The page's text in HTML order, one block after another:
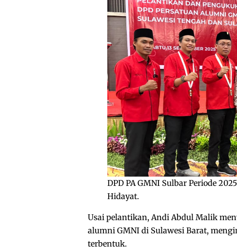
DPD PA GMNI Sulbar Periode
Hidayat.
Usai pelantikan, Andi Abdul Malik
alumni GMNI di Sulawesi Barat,
terbentuk.